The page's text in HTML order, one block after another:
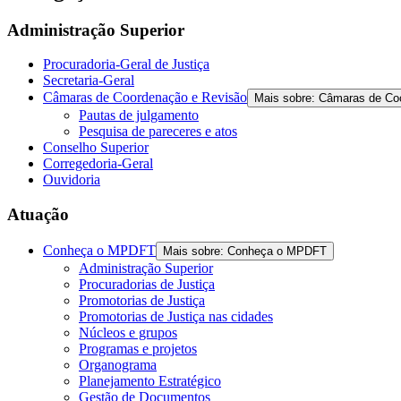
screen
help
navigate
interact
content.
Administração Superior
Procuradoria-Geral de Justiça
Secretaria-Geral
Câmaras de Coordenação e Revisão
Mais sobre: Câmaras de
Pautas de julgamento
Pesquisa de pareceres e atos
Conselho Superior
Corregedoria-Geral
Ouvidoria
Atuação
Conheça o MPDFT Mais sobre: Conheça o MPDFT
Administração Superior
Procuradorias de Justiça
Promotorias de Justiça
Promotorias de Justiça nas cidades
Núcleos e grupos
Programas e projetos
Organograma
Planejamento Estratégico
Gestão de Documentos